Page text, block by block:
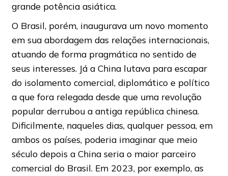
grande potência asiática.
O Brasil, porém, inaugurava um novo momento
em sua abordagem das relações internacionais,
atuando de forma pragmática no sentido de
seus interesses. Já a China lutava para escapar
do isolamento comercial, diplomático e político
a que fora relegada desde que uma revolução
popular derrubou a antiga república chinesa.
Dificilmente, naqueles dias, qualquer pessoa, em
ambos os países, poderia imaginar que meio
século depois a China seria o maior parceiro
comercial do Brasil. Em 2023, por exemplo, as